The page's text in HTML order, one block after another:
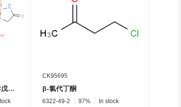
(R)-5-(1-氟-3-羟基--7-(异戊基氨基)-5,6,7,8-四氢萘-2-基)-1,2,5-噻二唑烷-3-酮 1,1-二氧化物
CK95695
β-氯代丁酮
6322-49-2 97% In stock